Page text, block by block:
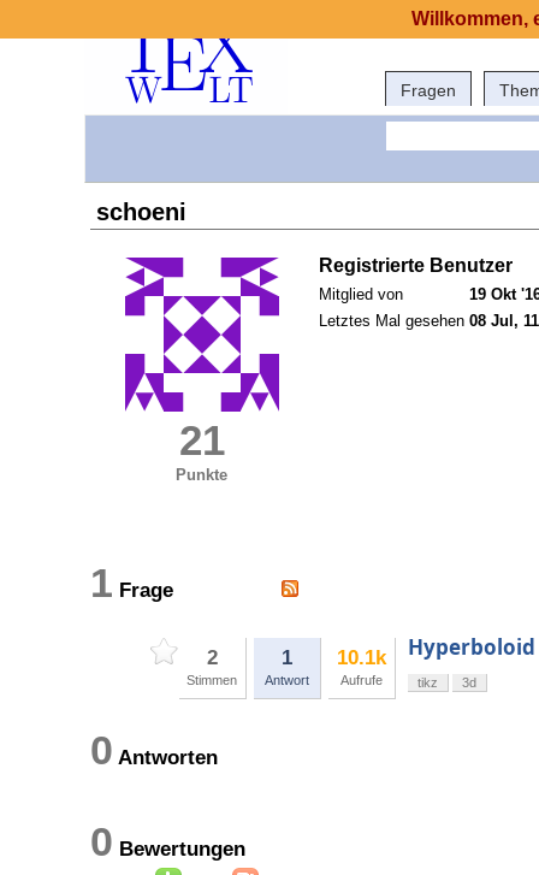
Fragen
schoeni
21
Punkte
Registrierte Benutzer
Mitglied von
19 Okt
Letztes Mal gesehen 08 Jul,
1 Frage
2
Stimmen
1
Antwort
10.1k
Aufrufe
Hyperboloid
tikz 3d
0 Antworten
0 Bewertungen
Willkommen,